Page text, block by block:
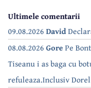
Ultimele comentarii
09.08.2026 David
08.08.2026 GorePe
Tiseanu i as baga cu
refuleaza.Inclusiv